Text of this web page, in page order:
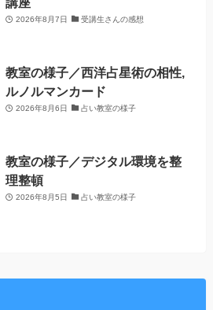
2026年8月7日 受講生さんの感想
教室の様子／西洋占星術の相性,
ルノルマンカード
2026年8月6日 占い教室の様子
教室の様子／デジタル環境を整
理整頓
2026年8月5日 占い教室の様子